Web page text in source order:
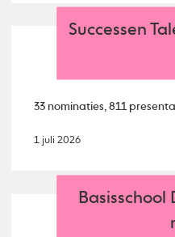
Successen
33 nominaties, 811
1 juli 2026
Basisschool